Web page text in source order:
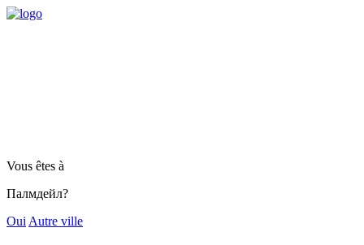
Vous êtes à
Палмдейл?
Oui Autre ville